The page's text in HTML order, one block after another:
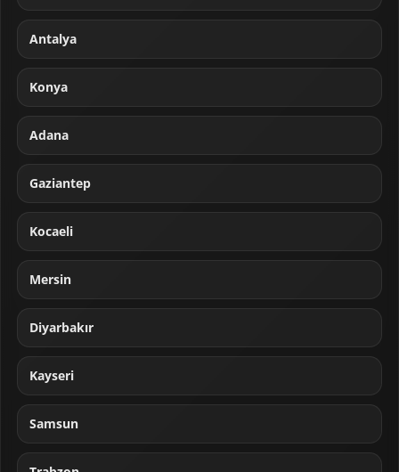
Antalya
Konya
Adana
Gaziantep
Kocaeli
Mersin
Diyarbakır
Kayseri
Samsun